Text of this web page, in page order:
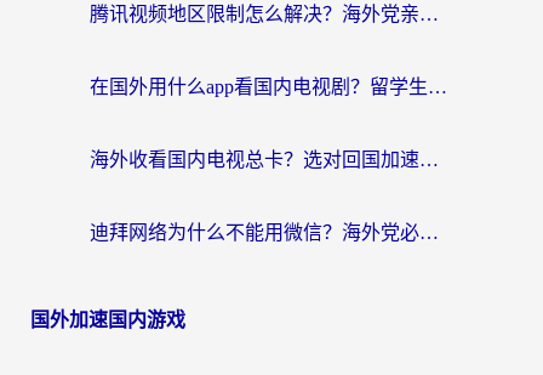
腾讯视频地区限制怎么解决？海外党亲测有效的回国加速器选择指南
在国外用什么app看国内电视剧？留学生亲测有效的回国加速方案
海外收看国内电视总卡？选对回国加速器，让你流畅追《狂飙》《长相思》
迪拜网络为什么不能用微信？海外党必看的回国加速解决方案
国外加速国内游戏